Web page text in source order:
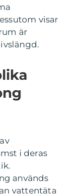
visar
är
i deras
används
vattentäta